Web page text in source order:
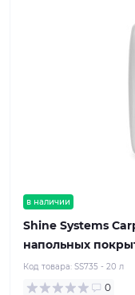
в наличии
Shine Systems
напольных
Код товара: SS735 - 20 л
0